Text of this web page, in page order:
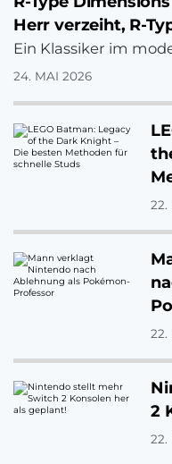
Herr verzeiht, R-
24. MAI 2026
Ein Klassiker im
22.
22.
2
22.